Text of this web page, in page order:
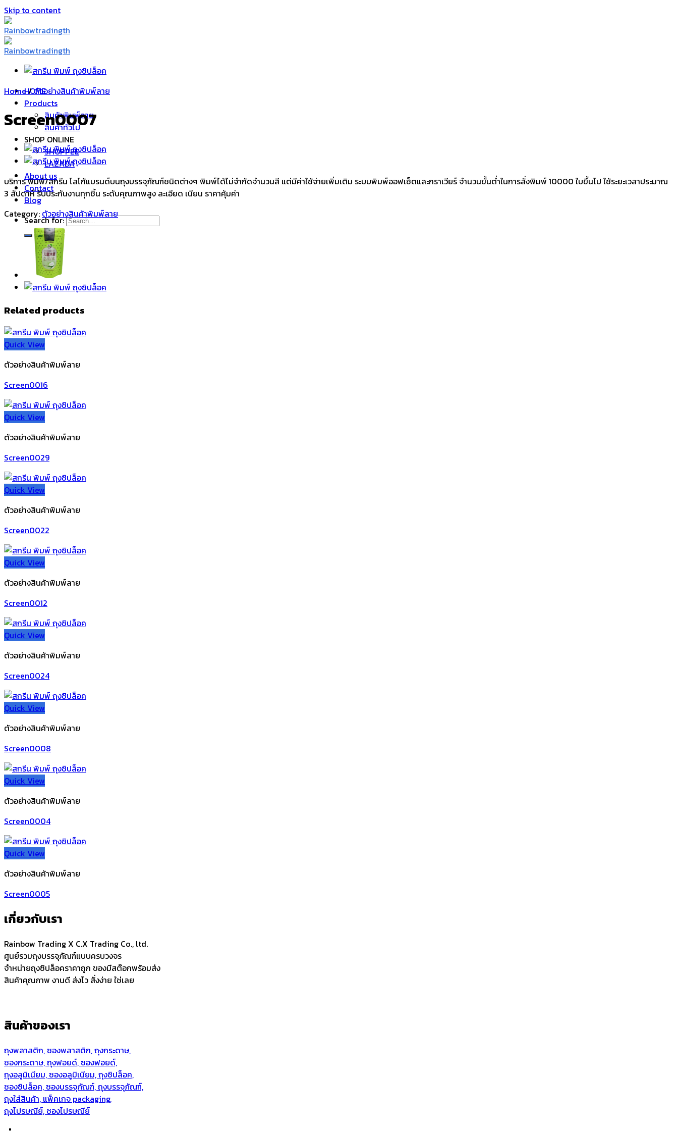
Skip to content
HOME
Products
สินค้าพิมพ์ลาย
สินค้าทั่วไป
SHOP ONLINE
SHOPPEE
LAZADA
About us
Contact
Blog
Search for:
Home/ตัวอย่างสินค้าพิมพ์ลาย
Screen0007
บริการ พิมพ์/สกรีน โลโก้แบรนด์บนถุงบรรจุภัณฑ์ชนิดต่างๆ พิมพ์ได้ไม่จำกัดจำนวนสี แต่มีค่าใช้จ่ายเพิ่มเติม ระบบพิมพ์ออฟเซ็ตและกราเวียร์ จำนวนขั้นต่ำในการสั่งพิมพ์ 10000 ใบขึ้นไป ใช้ระยะเวลาประมาณ
3 สัปดาห์ รับประกันงานทุกชิ้น ระดับคุณภาพสูง ละเอียด เนียน ราคาคุ้มค่า
Category: ตัวอย่างสินค้าพิมพ์ลาย
Related products
Quick View
ตัวอย่างสินค้าพิมพ์ลาย
Screen0016
Quick View
ตัวอย่างสินค้าพิมพ์ลาย
Screen0029
Quick View
ตัวอย่างสินค้าพิมพ์ลาย
Screen0022
Quick View
ตัวอย่างสินค้าพิมพ์ลาย
Screen0012
Quick View
ตัวอย่างสินค้าพิมพ์ลาย
Screen0024
Quick View
ตัวอย่างสินค้าพิมพ์ลาย
Screen0008
Quick View
ตัวอย่างสินค้าพิมพ์ลาย
Screen0004
Quick View
ตัวอย่างสินค้าพิมพ์ลาย
Screen0005
เกี่ยวกับเรา
Rainbow Trading X C.X Trading Co., ltd.
ศูนย์รวมถุงบรรจุภัณฑ์แบบครบวงจร
จำหน่ายถุงซิปล็อคราคาถูก ของมีสต๊อกพร้อมส่ง
สินค้าคุณภาพ งานดี ส่งไว สั่งง่าย ใช่เลย
สินค้าของเรา
ถุงพลาสติก, ซองพลาสติก, ถุงกระดาษ,
ซองกระดาษ, ถุงฟอยด์, ซองฟอยด์,
ถุงอลูมิเนียม, ซองอลูมิเนียม, ถุงซิปล็อค,
ซองซิปล็อค, ซองบรรจุภัณฑ์, ถุงบรรจุภัณฑ์,
ถุงใส่สินค้า, แพ็คเกจ packaging,
ถุงไปรษณีย์, ซองไปรษณีย์